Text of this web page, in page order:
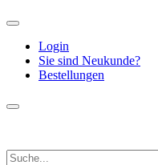
Login
Sie sind Neukunde?
Bestellungen